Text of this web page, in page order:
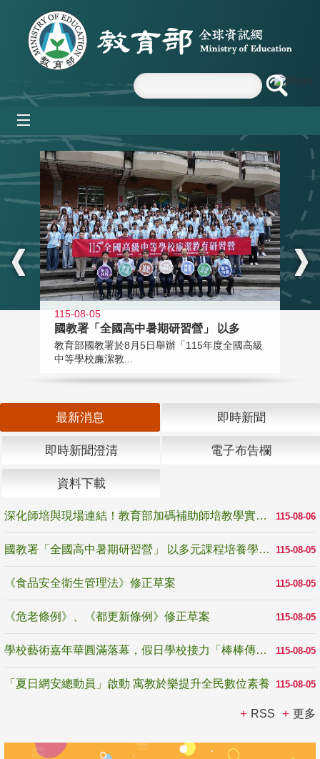
跳到主要內容區塊
:::
115-08-05
國教署「全國高中暑期研習營」 以多
教育部國教署於8月5日舉辦「115年度全國高級
中等學校廉潔教...
最新消息 即時新聞
即時新聞澄清 電子布告欄
資料下載
115-08-06
深化師培與現場連結！教育部加碼補助師培教學實踐研究 10月師培國際研討會交流教學實踐經驗
115-08-05
國教署「全國高中暑期研習營」 以多元課程培養學生瞭解誠信專業與倫理價值
115-08-05
《食品安全衛生管理法》修正草案
115-08-05
《危老條例》、《都更新條例》修正草案
115-08-05
學校藝術嘉年華圓滿落幕，假日學校接力「棒棒傳美感」
115-08-05
「夏日網安總動員」啟動 寓教於樂提升全民數位素養
RSS 更多